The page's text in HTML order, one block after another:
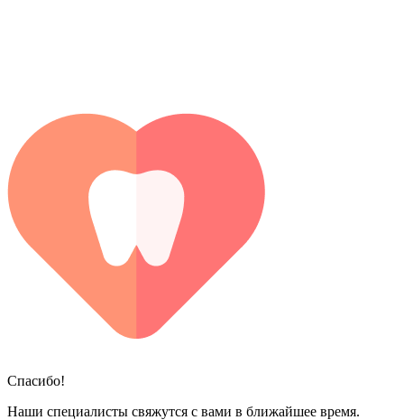
Спасибо!
Наши специалисты свяжутся с вами в ближайшее время.